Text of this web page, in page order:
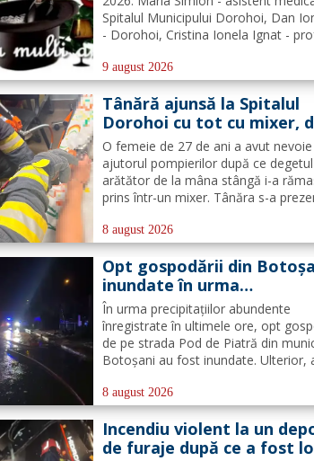
Spitalul Municipului Dorohoi, Dan
- Dorohoi, Cristina Ionela Ignat -
Dorohoi, Ana-Maria Ojog -
consilier educativ Școala Gimnazială
Dumeni, Mihai...
9 august 2026
Tânără ajunsă la Spitalul
Dorohoi cu tot cu mixer,
ce și-a prins degetul în
O femeie de 27 de ani a avut
ajutorul pompierilor după ce degetul
arătător de la mâna stângă i-a
prins într-un mixer. Tânăra s-a
aparatul electrocasnic, iar medicii au
solicitat intervenția salvatorilor.
din cadrul...
8 august 2026
Opt gospodării din
inundate în urma
precipitațiilor abundente
ultimele ore
În urma precipitațiilor abundente
înregistrate în ultimele ore, opt
de pe strada Pod de Piatră din
Botoșani au fost inundate. Ulterior,
pe carosabil. Pentru evacuarea apei,
pompierii militari din cadrul
Detașamentului Botoșani au...
8 august 2026
Incendiu violent la un
de furaje după ce a fost